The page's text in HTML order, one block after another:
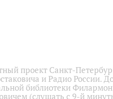
проект Санкт-
и Радио России.
библиотеки
(слушать с 9-й